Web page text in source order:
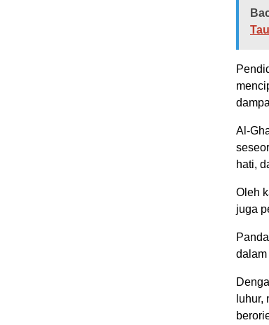
Al-
hati,
Oleh
juga
dalam